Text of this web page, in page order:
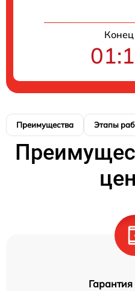
Преимущества Этапы